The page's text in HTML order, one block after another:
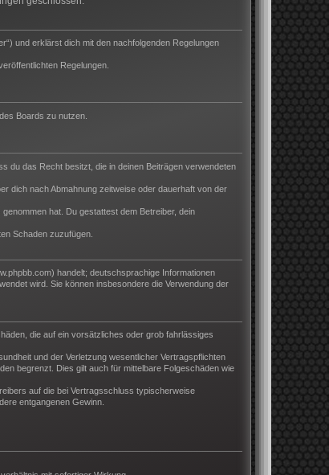
und erklärst dich mit den nachfolgenden Regelungen
Regelungen.
Boards zu nutzen.
du das Recht besitzt, die in deinen Beiträgen verwendeten
dich nach Abmahnung zeitweise oder dauerhaft von der
hat. Du gestattest dem Betreiber, dein
Schaden zuzufügen.
handelt; deutschsprachige Informationen
wird. Sie können insbesondere die Verwendung der
die auf ein vorsätzliches oder grob fahrlässiges
und der Verletzung wesentlicher Vertragspflichten
begrenzt. Dies gilt auch für mittelbare Folgeschäden wie
auf die bei Vertragsschluss typischerweise
entgangenen Gewinn.